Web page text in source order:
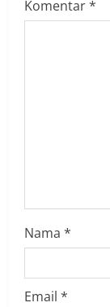
R
g
Komentar*
Nama *
Email *